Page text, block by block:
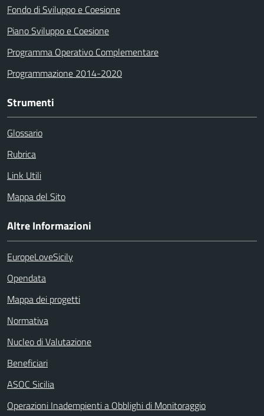
Fondo di Sviluppo e Coesione
Piano Sviluppo e Coesione
Programma Operativo Complementare
Programmazione 2014-2020
Strumenti
Glossario
Rubrica
Link Utili
Mappa del Sito
Altre Informazioni
EuropeLoveSicily
Opendata
Mappa dei progetti
Normativa
Nucleo di Valutazione
Beneficiari
ASOC Sicilia
Operazioni Inadempienti a Obblighi di Monitoraggio